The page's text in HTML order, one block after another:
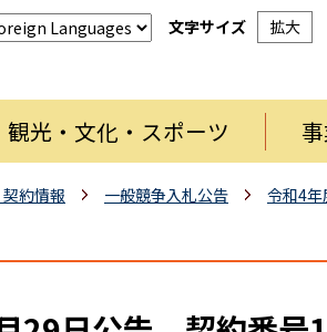
文字サイズ 拡大
観光・文化・スポーツ
約情報 一般競争入札公告
令和4年